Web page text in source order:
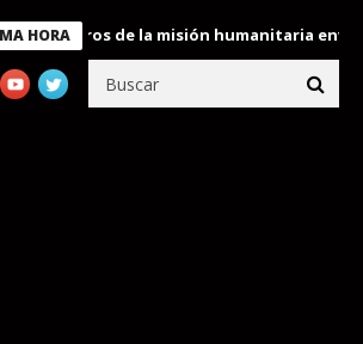
HORA de la misión humanitaria enviada a